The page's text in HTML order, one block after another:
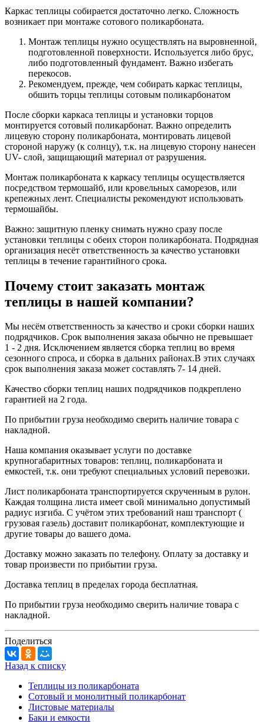
Каркас теплицы собирается достаточно легко. Сложность
возникает при монтаже сотового поликарбоната.
Монтаж теплицы нужно осуществлять на выровненной,
подготовленной поверхности. Используется либо брус,
либо подготовленный фундамент. Важно избегать
перекосов.
Рекомендуем, прежде, чем собирать каркас теплицы,
обшить торцы теплицы сотовым поликарбонатом
После сборки каркаса теплицы и установки торцов
монтируется сотовый поликарбонат. Важно определить
лицевую сторону поликарбоната, монтировать лицевой
стороной наружу (к солнцу), т.к. на лицевую сторону нанесен
UV- слой, защищающий материал от разрушения.
Монтаж поликарбоната к каркасу теплицы осуществляется
посредством термошайб, или кровельных саморезов, или
крепежных лент. Специалисты рекомендуют использовать
термошайбы.
Важно: защитную пленку снимать нужно сразу после
установки теплицы с обеих сторон поликарбоната. Подрядная
организация несёт ответственность за качество установки
теплицы в течение гарантийного срока.
Почему стоит заказать монтаж
теплицы в нашей компании?
Мы несём ответственность за качество и сроки сборки наших
подрядчиков. Срок выполнения заказа обычно не превышает
1 - 2 дня. Исключением является сборка теплиц во время
сезонного спроса, и сборка в дальних районах.В этих случаях
срок выполнения заказа может составлять 7- 14 дней.
Качество сборки теплиц наших подрядчиков подкреплено
гарантией на 2 года.
По прибытии груза необходимо сверить наличие товара с
накладной.
Наша компания оказывает услуги по доставке
крупногабаритных товаров: теплиц, поликарбоната и
емкостей, т.к. они требуют специальных условий перевозки.
Лист поликарбоната транспортируется скрученным в рулон.
Каждая толщина листа имеет свой минимально допустимый
радиус изгиба. С учётом этих требований наш транспорт (
грузовая газель) доставит поликарбонат, комплектующие и
другие товары до вашего дома.
Доставку можно заказать по телефону. Оплату за доставку и
товар произвести по прибытии груза.
Доставка теплиц в пределах города бесплатная.
По прибытии груза необходимо сверить наличие товара с
накладной.
Поделиться
Назад к списку
Теплицы из поликарбоната
Сотовый и монолитный поликарбонат
Листовые материалы
Баки и емкости